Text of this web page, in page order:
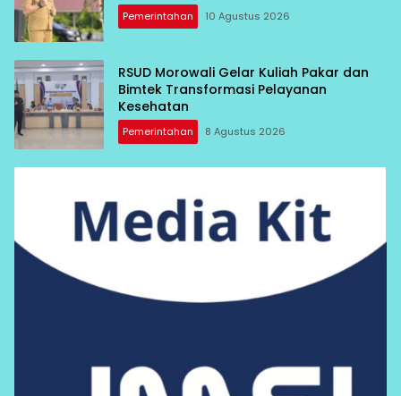
Pemerintahan 10 Agustus 2026
RSUD Morowali Gelar Kuliah Pakar dan
Bimtek Transformasi Pelayanan
Kesehatan
Pemerintahan 8 Agustus 2026